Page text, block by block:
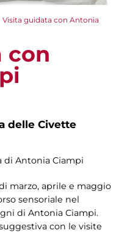
Visita guidata con Antonia
con
delle Civette
di Antonia Ciampi
marzo, aprile e maggio
sensoriale nel
di Antonia Ciampi.
con le visite